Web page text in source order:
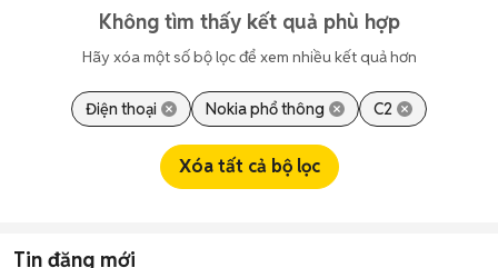
Không tìm thấy kết quả phù hợp
Hãy xóa một số bộ lọc để xem nhiều kết quả hơn
Điện thoại Nokia phổ thông C2
Xóa tất cả bộ lọc
Tin đăng mới